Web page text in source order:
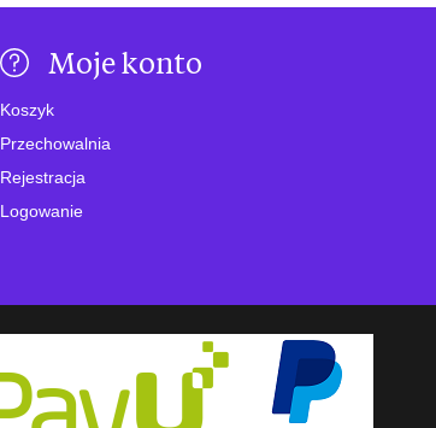
Moje konto
Koszyk
Przechowalnia
Rejestracja
Logowanie